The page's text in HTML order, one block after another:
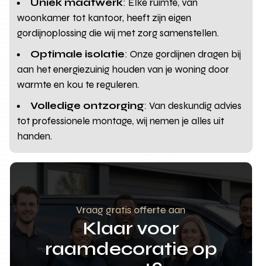
woonkamer tot kantoor, heeft zijn eigen
gordijnoplossing die wij met zorg samenstellen.
Optimale isolatie: Onze gordijnen dragen bij
aan het energiezuinig houden van je woning door
warmte en kou te reguleren.
Volledige ontzorging: Van deskundig advies
tot professionele montage, wij nemen je alles uit
handen.
Vraag gratis offerte aan
Klaar voor
raamdecoratie op